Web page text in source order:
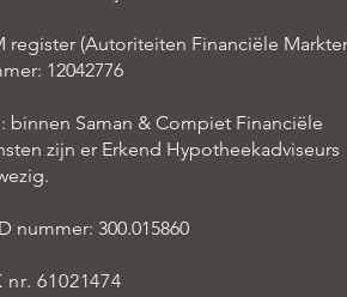
register (Autoriteiten Financiële
12042776
binnen Saman & Compiet Financiële
zijn er Erkend Hypotheekadviseurs
nummer: 300.015860
nr. 61021474